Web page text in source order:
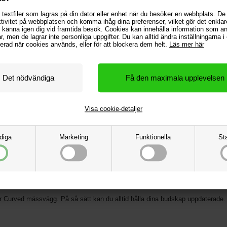
som lagras på din dator eller enhet när du besöker en webbplats.
på webbplatsen och komma ihåg dina preferenser, vilket gör det
igen dig vid framtida besök. Cookies kan innehålla information som
men de lagrar inte personliga uppgifter. Du kan alltid ändra inställningarna i
när cookies används, eller för att blockera dem helt. Läs mer här
Marketing Funktionella
Visa cookie-detaljer
x höjd 230 cm och bredd 500 x höjd 230 cm – så du enkelt kan hitta
och perfekt för inomhusbruk.
veck – och stängs smidigt med en dragkedja längst ner.
vadderad transportväska med professionella kullagerhjul. Här får både
Light Clamp Tube"-fästen kan du enkelt montera våra spotlights på din
mässvägg. På så sätt kan du alltid hålla dina budskap uppdaterade.